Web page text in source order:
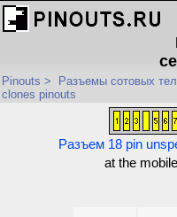
Pinouts > Разъемы сотовых
clones pinouts
Разъем 18 pin
at the